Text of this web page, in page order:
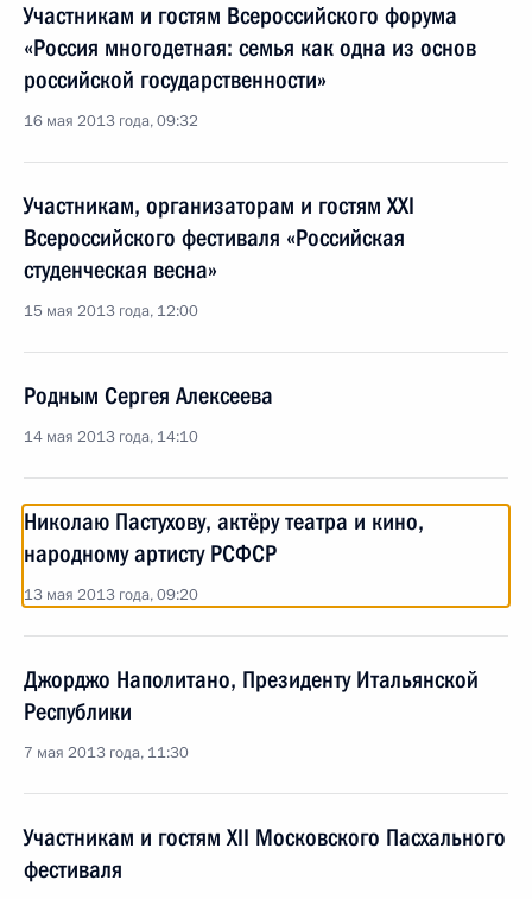
Участникам и гостям Всероссийского форума
«Россия многодетная: семья как одна из основ
российской государственности»
16 мая 2013 года, 09:32
Участникам, организаторам и гостям XXI
Всероссийского фестиваля «Российская
студенческая весна»
15 мая 2013 года, 12:00
Родным Сергея Алексеева
14 мая 2013 года, 14:10
Николаю Пастухову, актёру театра и кино,
народному артисту РСФСР
13 мая 2013 года, 09:20
Джорджо Наполитано, Президенту Итальянской
Республики
7 мая 2013 года, 11:30
Участникам и гостям XII Московского Пасхального
фестиваля